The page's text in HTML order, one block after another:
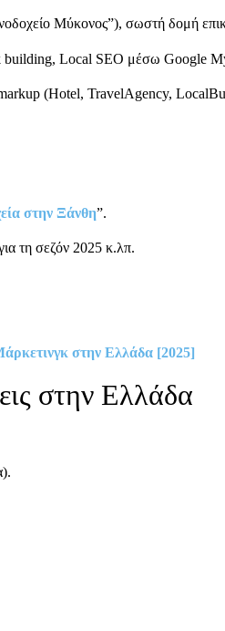
Μύκονος”), σωστή δομή
building, Local SEO μέσω Google
(Hotel, TravelAgency,
στην Ξάνθη”.
τη σεζόν 2025 κ.λπ.
στην Ελλάδα [2025]
στην Ελλάδα